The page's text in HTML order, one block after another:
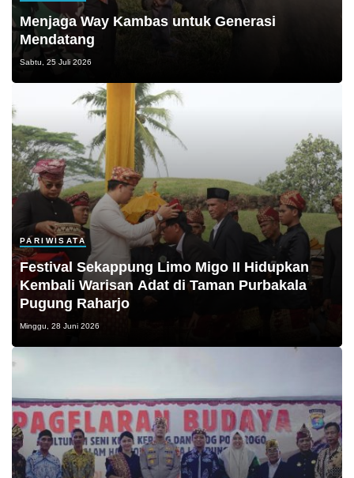
Menjaga Way Kambas untuk Generasi
Mendatang
Sabtu, 25 Juli 2026
PARIWISATA
Festival Sekappung Limo Migo II Hidupkan
Kembali Warisan Adat di Taman Purbakala
Pugung Raharjo
Minggu, 28 Juni 2026